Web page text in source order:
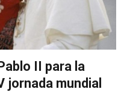
II para la
jornada mundial